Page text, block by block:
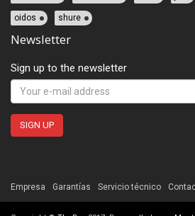
oidos shure
Newsletter
Sign up to the newsletter
Empresa Garantías Servicio técnico